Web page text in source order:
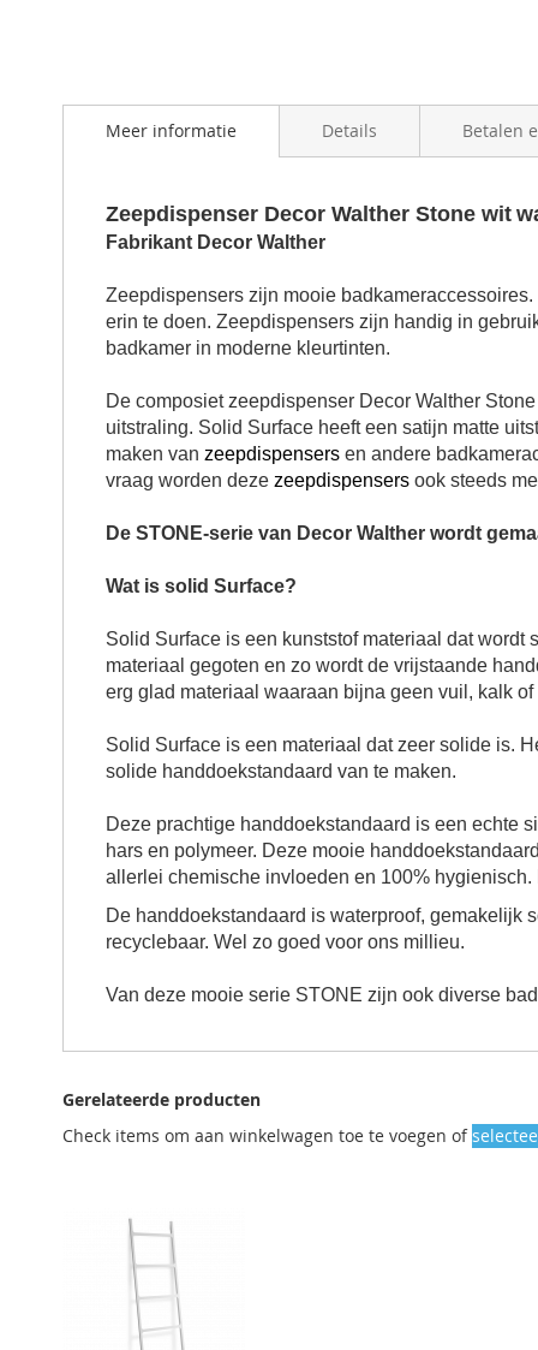
Meer informatie
Zeepdispenser Decor Walther Stone wit
Fabrikant Decor Walther
Zeepdispensers zijn mooie
erin te doen. Zeepdispensers zijn handig in
badkamer in moderne kleurtinten.
De composiet zeepdispenser Decor Walther
uitstraling. Solid Surface heeft een satijn matte
maken van zeepdispensers en andere
vraag worden deze zeepdispensers ook steeds
De STONE-serie van Decor Walther wordt
Wat is solid Surface?
Solid Surface is een kunststof materiaal dat
materiaal gegoten en zo wordt de vrijstaande
erg glad materiaal waaraan bijna geen vuil, kalk
Solid Surface is een materiaal dat zeer solide is.
solide handdoekstandaard van te maken.
Deze prachtige handdoekstandaard is een echte
hars en polymeer. Deze mooie handdoekstandaard
allerlei chemische invloeden en 100%
De handdoekstandaard is waterproof, gemakelijk
recyclebaar. Wel zo goed voor ons millieu.
Van deze mooie serie STONE zijn ook diverse
Details Betalen
Gerelateerde producten
Check items om aan winkelwagen toe te voegen of